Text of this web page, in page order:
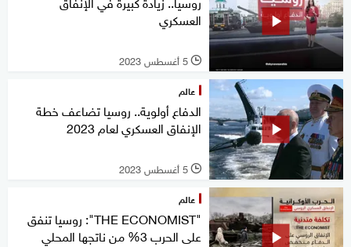
العسكري
l 5 أغسطس 2023
عالم
الدفاع أولوية.. روسيا تضاعف خطة
الإنفاق العسكري لعام 2023
l 5 أغسطس 2023
عالم
"THE ECONOMIST": روسيا تنفق
على الحرب 3% من ناتجها المحلي